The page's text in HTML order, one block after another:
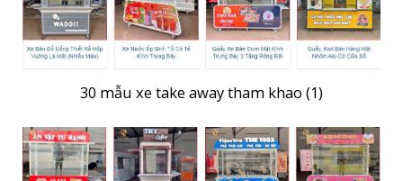
30 mẫu xe take away tham khao (1)